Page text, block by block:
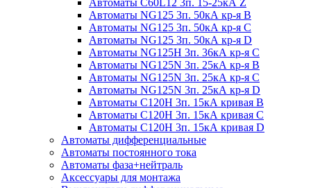
Автоматы NG125 3п. 50кА кр-я B
Автоматы NG125 3п. 50кА кр-я C
Автоматы NG125 3п. 50кА кр-я D
Автоматы NG125H 3п. 36кА кр-я C
Автоматы NG125N 3п. 25кА кр-я B
Автоматы NG125N 3п. 25кА кр-я C
Автоматы NG125N 3п. 25кА кр-я D
Автоматы С120Н 3п. 15кА кривая B
Автоматы С120Н 3п. 15кА кривая C
Автоматы С120Н 3п. 15кА кривая D
Автоматы дифференциальные
Автоматы постоянного тока
Автоматы фаза+нейтраль
Аксессуары для монтажа